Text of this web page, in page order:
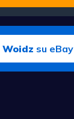
Woidz su eBay